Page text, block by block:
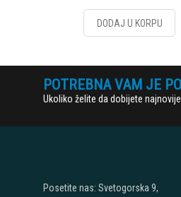
DODAJ U KORPU
POTREBNA VAM JE
Ukoliko želite da dobijete
Posetite nas: Svetogorska 9,